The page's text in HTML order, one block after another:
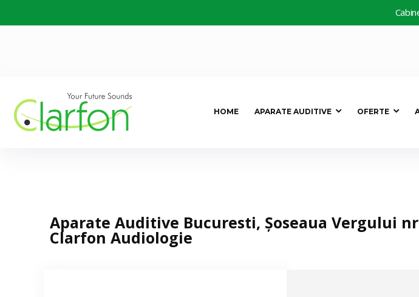
Cabinete la
HOME APARATE AUDITIVE OFERTE
Aparate Auditive Bucuresti, Șoseaua Vergului
Clarfon Audiologie